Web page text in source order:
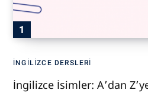
İNGILIZCE DERSLERI
İngilizce İsimler: A’dan